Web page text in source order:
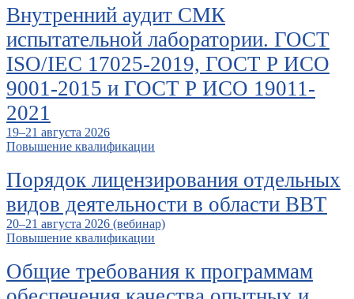
Внутренний аудит СМК
испытательной лаборатории. ГОСТ
ISO/IEC 17025-2019, ГОСТ Р ИСО
9001-2015 и ГОСТ Р ИСО 19011-
2021
19–21 августа 2026
Повышение квалификации
Порядок лицензирования отдельных
видов деятельности в области ВВТ
20–21 августа 2026 (вебинар)
Повышение квалификации
Общие требования к программам